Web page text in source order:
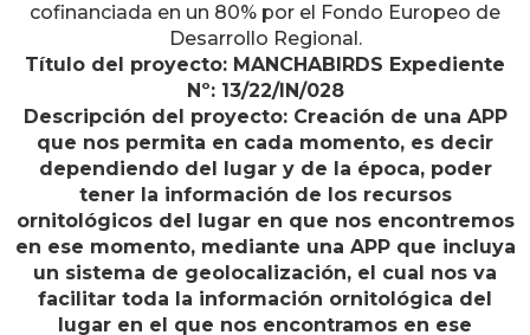
cofinanciada en un 80% por el Fondo Europeo de
Desarrollo Regional.
Título del proyecto: MANCHABIRDS Expediente
Nº: 13/22/IN/028
Descripción del proyecto: Creación de una APP
que nos permita en cada momento, es decir
dependiendo del lugar y de la época, poder
tener la información de los recursos
ornitológicos del lugar en que nos encontremos
en ese momento, mediante una APP que incluya
un sistema de geolocalización, el cual nos va
facilitar toda la información ornitológica del
lugar en el que nos encontramos en ese